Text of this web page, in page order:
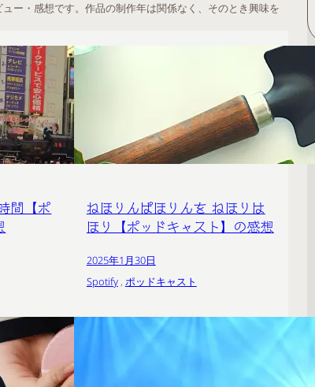
ー・感想です。作品の制作年は関係なく、そのとき興味を
間【ポ
ねほりんぱほりんを ねほりは
ほり【ポッドキャスト】の感想
2025年1月30日
Spotify , ポッドキャスト